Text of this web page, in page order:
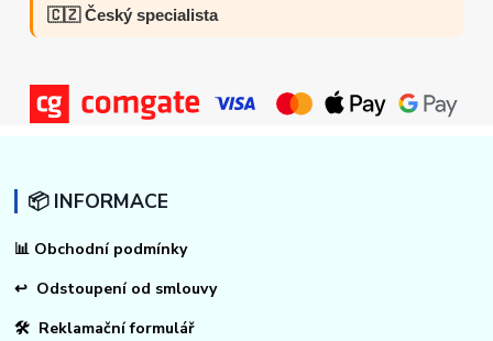
🇨🇿 Český specialista
📦 INFORMACE
📊 Obchodní podmínky
↩ Odstoupení od smlouvy
🛠 Reklamační formulář